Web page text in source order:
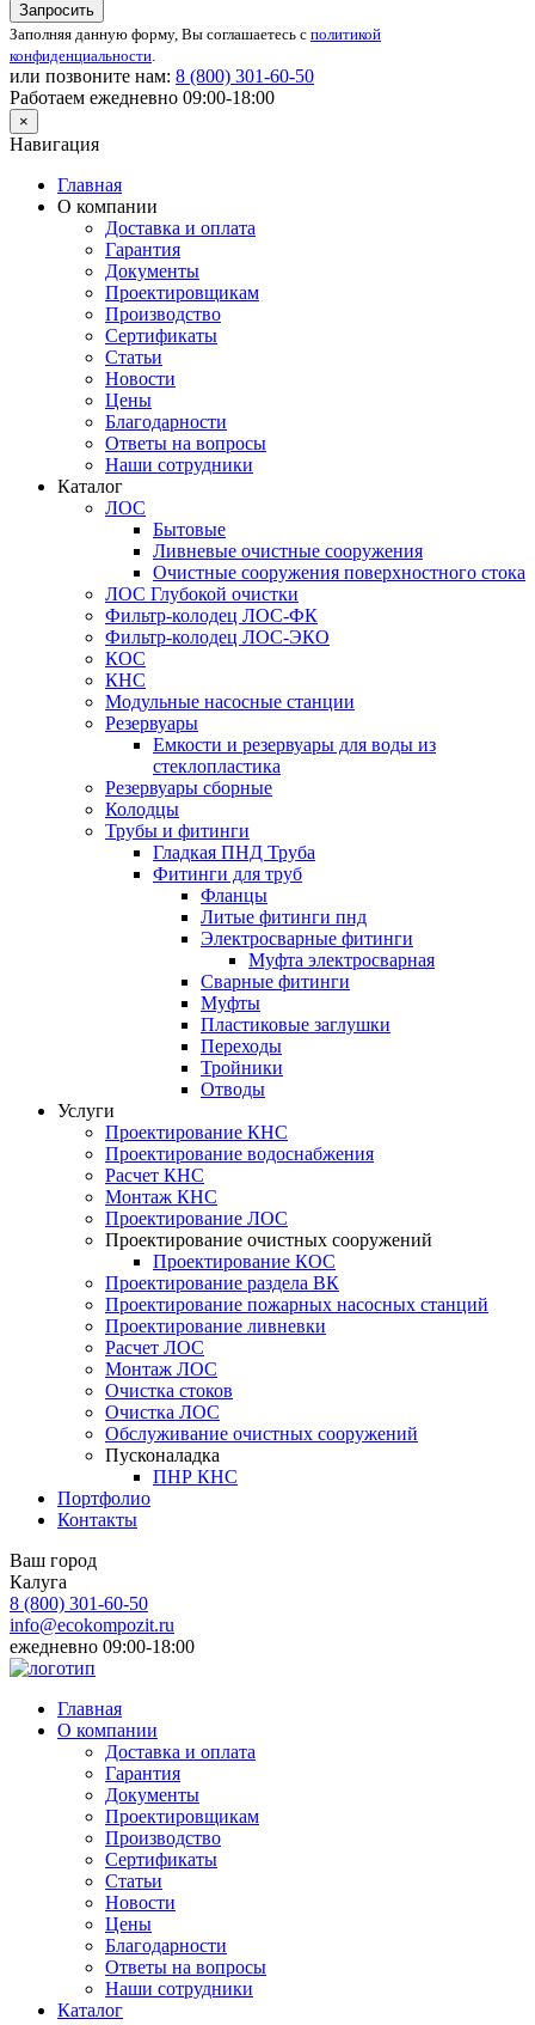
Запросить
Заполняя данную форму, Вы соглашаетесь с политикой
конфиденциальности.
или позвоните нам: 8 (800) 301-60-50
Работаем ежедневно 09:00-18:00
×
Навигация
Главная
О компании
Доставка и оплата
Гарантия
Документы
Проектировщикам
Производство
Сертификаты
Статьи
Новости
Цены
Благодарности
Ответы на вопросы
Наши сотрудники
Каталог
ЛОС
Бытовые
Ливневые очистные сооружения
Очистные сооружения поверхностного стока
ЛОС Глубокой очистки
Фильтр-колодец ЛОС-ФК
Фильтр-колодец ЛОС-ЭКО
КОС
КНС
Модульные насосные станции
Резервуары
Емкости и резервуары для воды из
стеклопластика
Резервуары сборные
Колодцы
Трубы и фитинги
Гладкая ПНД Труба
Фитинги для труб
Фланцы
Литые фитинги пнд
Электросварные фитинги
Муфта электросварная
Сварные фитинги
Муфты
Пластиковые заглушки
Переходы
Тройники
Отводы
Услуги
Проектирование КНС
Проектирование водоснабжения
Расчет КНС
Монтаж КНС
Проектирование ЛОС
Проектирование очистных сооружений
Проектирование КОС
Проектирование раздела ВК
Проектирование пожарных насосных станций
Проектирование ливневки
Расчет ЛОС
Монтаж ЛОС
Очистка стоков
Очистка ЛОС
Обслуживание очистных сооружений
Пусконаладка
ПНР КНС
Портфолио
Контакты
Ваш город
Калуга
8 (800) 301-60-50
info@ecokompozit.ru
ежедневно 09:00-18:00
Главная
О компании
Доставка и оплата
Гарантия
Документы
Проектировщикам
Производство
Сертификаты
Статьи
Новости
Цены
Благодарности
Ответы на вопросы
Наши сотрудники
Каталог